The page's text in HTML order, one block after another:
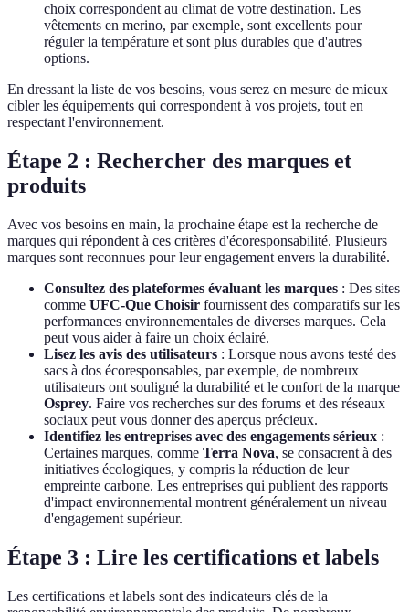
choix correspondent au climat de votre destination. Les
vêtements en merino, par exemple, sont excellents pour
réguler la température et sont plus durables que d'autres
options.
En dressant la liste de vos besoins, vous serez en mesure de mieux
cibler les équipements qui correspondent à vos projets, tout en
respectant l'environnement.
Étape 2 : Rechercher des marques et
produits
Avec vos besoins en main, la prochaine étape est la recherche de
marques qui répondent à ces critères d'écoresponsabilité. Plusieurs
marques sont reconnues pour leur engagement envers la durabilité.
Consultez des plateformes évaluant les marques : Des sites
comme UFC-Que Choisir fournissent des comparatifs sur les
performances environnementales de diverses marques. Cela
peut vous aider à faire un choix éclairé.
Lisez les avis des utilisateurs : Lorsque nous avons testé des
sacs à dos écoresponsables, par exemple, de nombreux
utilisateurs ont souligné la durabilité et le confort de la marque
Osprey. Faire vos recherches sur des forums et des réseaux
sociaux peut vous donner des aperçus précieux.
Identifiez les entreprises avec des engagements sérieux :
Certaines marques, comme Terra Nova, se consacrent à des
initiatives écologiques, y compris la réduction de leur
empreinte carbone. Les entreprises qui publient des rapports
d'impact environnemental montrent généralement un niveau
d'engagement supérieur.
Étape 3 : Lire les certifications et labels
Les certifications et labels sont des indicateurs clés de la